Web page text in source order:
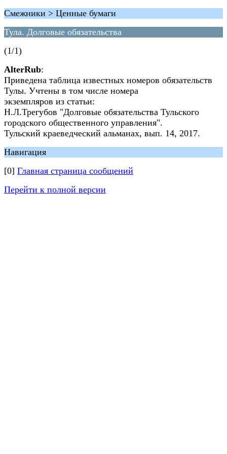
Смежники > Ценные бумаги
Тула. Долговые обязательства
(1/1)
AlterRub:
Приведена таблица известных номеров обязательств
Тулы. Учтены в том числе номера
экземпляров из статьи:
Н.Л.Трегубов "Долговые обязательства Тульского
городского общественного управления".
Тульский краеведческий альманах, вып. 14, 2017.
Навигация
[0] Главная страница сообщений
Перейти к полной версии